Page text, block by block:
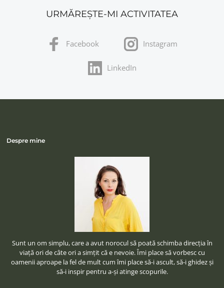
URMĂREȘTE-MI ACTIVITATEA
Facebook Instagram
LinkedIn
Despre mine
Sunt un om simplu, care a avut norocul să poată schimba direcţia în
viaţă ori de câte ori a simţit că e nevoie. Îmi place să vorbesc cu
oamenii aproape la fel de mult cum îmi place să-i ascult, să-i ghidez şi
să-i inspir pentru a-şi atinge scopurile.